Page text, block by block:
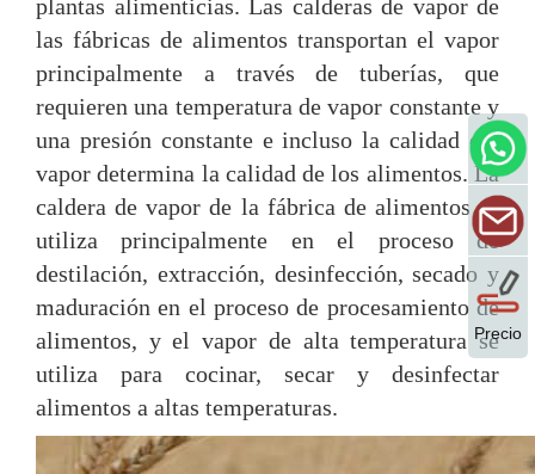
Precio
plantas alimenticias. Las calderas de vapor de
las fábricas de alimentos transportan el vapor
principalmente a través de tuberías, que
requieren una temperatura de vapor constante y
una presión constante e incluso la calidad del
vapor determina la calidad de los alimentos. La
caldera de vapor de la fábrica de alimentos se
utiliza principalmente en el proceso de
destilación, extracción, desinfección, secado y
maduración en el proceso de procesamiento de
alimentos, y el vapor de alta temperatura se
utiliza para cocinar, secar y desinfectar
alimentos a altas temperaturas.